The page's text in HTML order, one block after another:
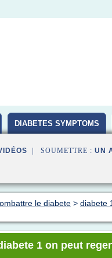
DIABETES SYMPTOMS
| SOUMETTRE : UN
le diabete > diabete
1 on peut